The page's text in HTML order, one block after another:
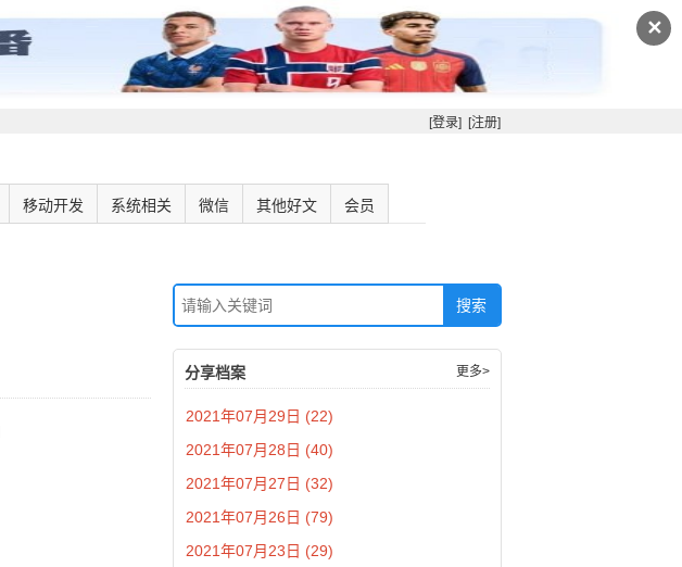
✕
[登录] [注册]
移动开发 系统相关 微信 其他好文 会员
分享档案 更多>
2021年07月29日 (22)
2021年07月28日 (40)
2021年07月27日 (32)
2021年07月26日 (79)
2021年07月23日 (29)